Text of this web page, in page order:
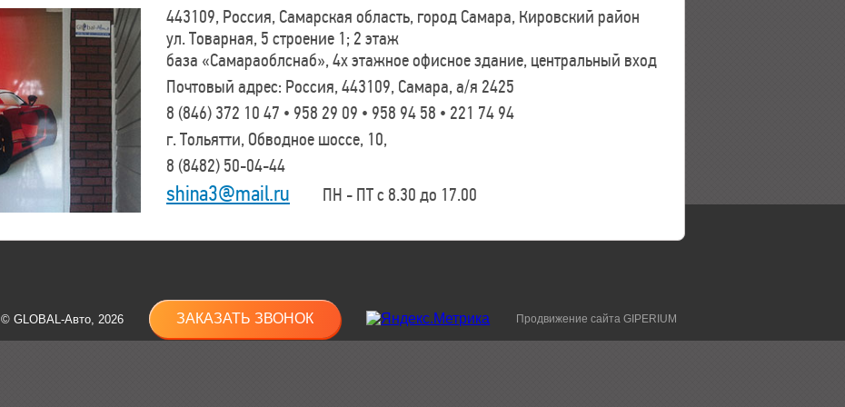
443109, Россия, Самарская область, город Самара, Кировский район
ул. Товарная, 5 строение 1; 2 этаж
база «Самараоблснаб», 4х этажное офисное здание, центральный вход
Почтовый адрес: Россия, 443109, Самара, а/я 2425
8 (846) 372 10 47 • 958 29 09 • 958 94 58 • 221 74 94
г. Тольятти, Обводное шоссе, 10,
8 (8482) 50-04-44
shina3@mail.ru ПН - ПТ с 8.30 до 17.00
© GLOBAL-Авто, 2026 ЗАКАЗАТЬ ЗВОНОК Продвижение сайта GIPERIUM